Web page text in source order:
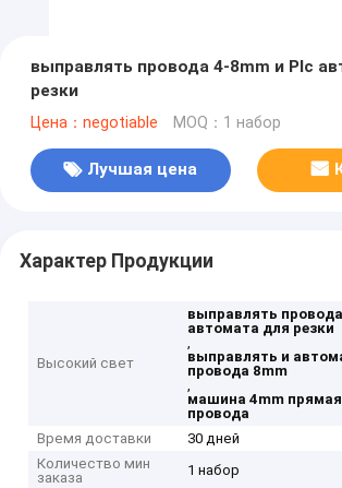
выправлять провода 4-8mm и Plc
резки
Цена：negotiable MOQ：1 набор
Лучшая цена
Характер Продукции
Высокий свет
выправлять
автомата для резки
,
выправлять и
провода 8mm
,
машина 4mm прямая
провода
Время доставки
30 дней
Количество мин
заказа
1 набор